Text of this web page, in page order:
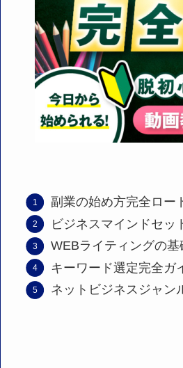
副業の始め方完全ロー
ビジネスマインドセッ
WEBライティングの基
キーワード選定完全ガ
ネットビジネスジャン